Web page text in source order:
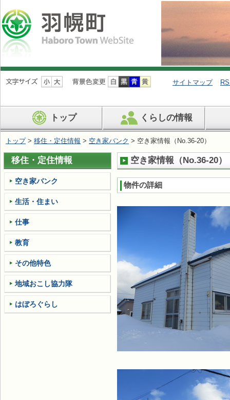
ナ
ビ
ン
を
ば
す
サイトマップ
トップ くらしの情報
トップ> 移住・定住情報 > 空き家バンク > 空き家情報（No.36-20）
空き家情報（No.36-20）
物件の詳細
移住・定住情報
空き家バンク
生活・住まい
仕事
教育
その他特色
地域おこし協力隊
はぼろぐらし